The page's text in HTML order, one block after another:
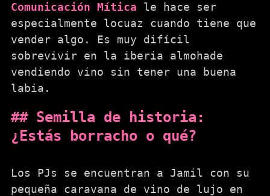
Comunicación Mítica le hace ser
especialmente locuaz cuando tiene que
vender algo. Es muy difícil
sobrevivir en la iberia almohade
vendiendo vino sin tener una buena
labia.
Semilla de historia:
¿Estás borracho o qué?
Los PJs se encuentran a Jamil con su
pequeña caravana de vino de lujo en